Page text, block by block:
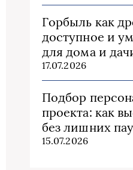
Горбыль как
доступное и
для дома и
17.07.2026
Подбор
проекта: как
без лишних
15.07.2026